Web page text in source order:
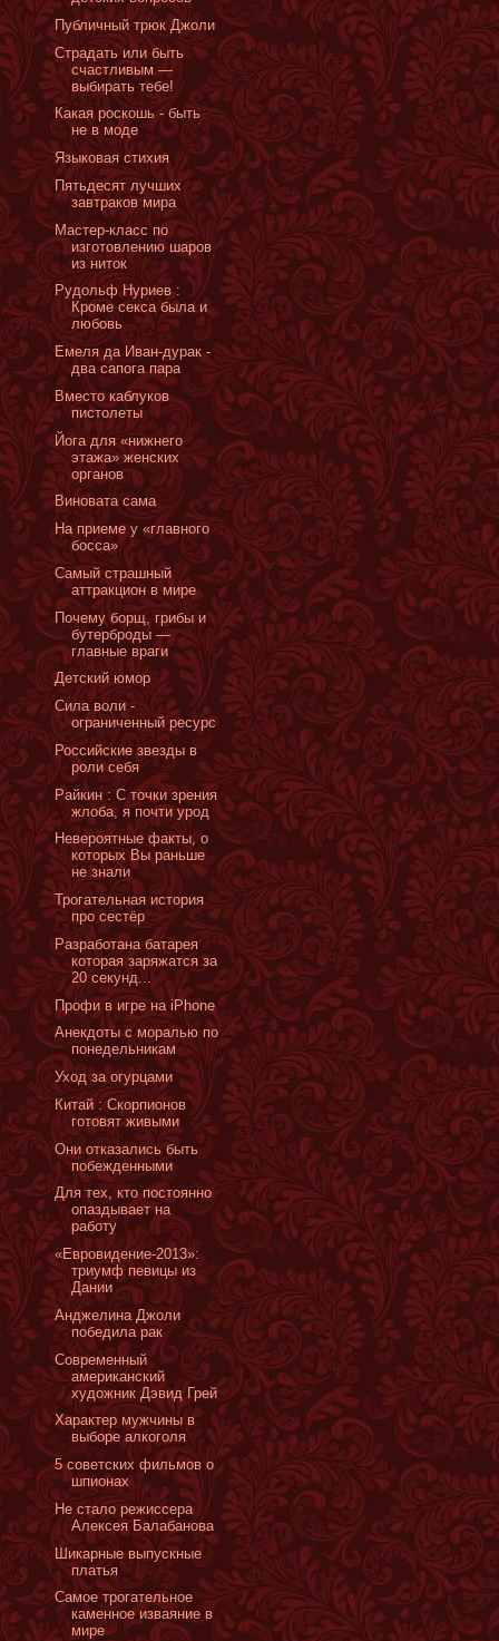
Публичный трюк Джоли
Страдать или быть
счастливым —
выбирать тебе!
Какая роскошь - быть
не в моде
Языковая стихия
Пятьдесят лучших
завтраков мира
Мастер-класс по
изготовлению шаров
из ниток
Рудольф Нуриев :
Кроме секса была и
любовь
Емеля да Иван-дурак -
два сапога пара
Вместо каблуков
пистолеты
Йога для «нижнего
этажа» женских
органов
Виновата сама
На приеме у «главного
босса»
Самый страшный
аттракцион в мире
Почему борщ, грибы и
бутерброды —
главные враги
Детский юмор
Сила воли -
ограниченный ресурс
Российские звезды в
роли себя
Райкин : С точки зрения
жлоба, я почти урод
Невероятные факты, о
которых Вы раньше
не знали
Трогательная история
про сестёр
Разработана батарея
которая заряжатся за
20 секунд...
Профи в игре на iPhone
Анекдоты с моралью по
понедельникам
Уход за огурцами
Китай : Скорпионов
готовят живыми
Они отказались быть
побежденными
Для тех, кто постоянно
опаздывает на
работу
«Евровидение-2013»:
триумф певицы из
Дании
Анджелина Джоли
победила рак
Cовременный
американский
художник Дэвид Грей
Характер мужчины в
выборе алкоголя
5 советских фильмов о
шпионах
Не стало режиссера
Алексея Балабанова
Шикарные выпускные
платья
Cамое трогательное
каменное изваяние в
мире